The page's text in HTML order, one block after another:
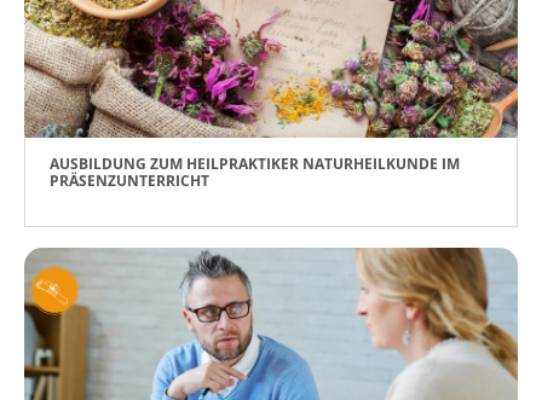
AUSBILDUNG ZUM HEILPRAKTIKER NATURHEILKUNDE IM
PRÄSENZUNTERRICHT